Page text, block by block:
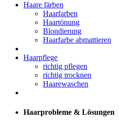
Haare färben
Haarfarben
Haartönung
Blondierung
Haarfarbe abmattieren
Haarpflege
richtig pflegen
richtig trocknen
Haarewaschen
Haarprobleme & Lösungen